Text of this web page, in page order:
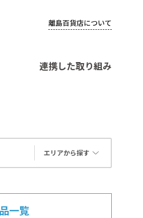
離島百貨店について
連携した取り組み
エリアから探す
一覧